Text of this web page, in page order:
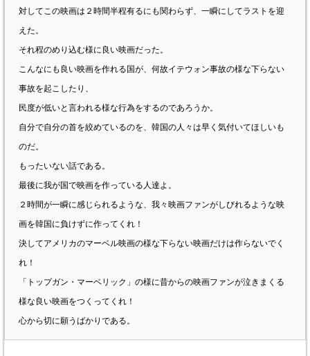
対してこの映画は２時間半程有るにも関わらず、一瞬にしてラストを迎
えた。
それ程のめり込む様に良い映画だった。
こんなにも良い映画を作れる国が、何故イテウォン事故の様な下らない
事故を起こしたり、
民度が低いと言われる様な行為をするのであろうか。
自分で自分の首を絞めているのを、韓国の人々は早く気付いてほしいも
のだ。
もったいない話である。
最後に我が国で映画を作っている人達よ。
２時間が一瞬に感じられるような、我々映画ファンがしびれるような映
画を韓国に負けずに作ってくれ！
決してアメリカのマーベル映画の様な下らない映画だけは作らないでく
れ！
「トップガン・マーベリック」の様に昔からの映画ファンが泣きまくる
様な良い映画をつくってくれ！
心から切に願うばかりである。